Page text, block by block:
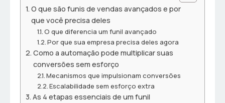
O que são funis de vendas avançados e por
que você precisa deles
O que diferencia um funil avançado
Por que sua empresa precisa deles agora
Como a automação pode multiplicar suas
conversões sem esforço
Mecanismos que impulsionam conversões
Escalabilidade sem esforço extra
As 4 etapas essenciais de um funil